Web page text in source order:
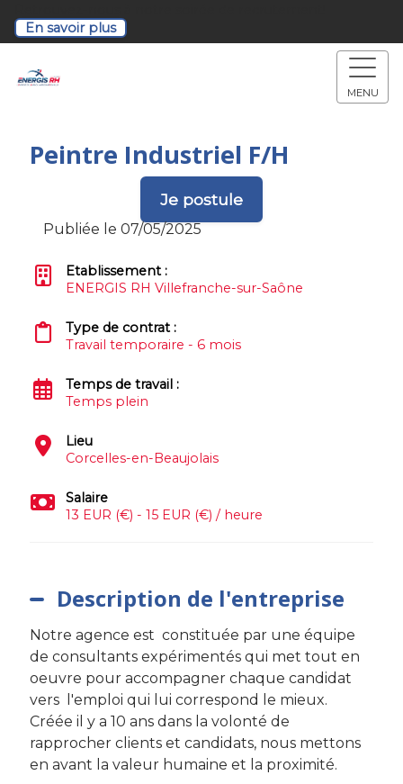
En savoir plus
MENU
Peintre Industriel F/H
Je postule
Publiée le 07/05/2025
Etablissement :
ENERGIS RH Villefranche-sur-Saône
Type de contrat :
Travail temporaire - 6 mois
Temps de travail :
Temps plein
Lieu
Corcelles-en-Beaujolais
Salaire
13 EUR (€) - 15 EUR (€) / heure
Description de l'entreprise
Notre agence est constituée par une équipe
de consultants expérimentés qui met tout en
oeuvre pour accompagner chaque candidat
vers l'emploi qui lui correspond le mieux.
Créée il y a 10 ans dans la volonté de
rapprocher clients et candidats, nous mettons
en avant la valeur humaine et la proximité.